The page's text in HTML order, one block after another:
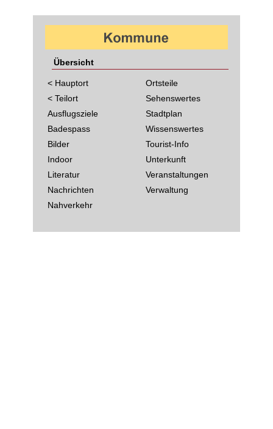
Übersicht
< Hauptort
< Teilort
Ausflugsziele
Badespass
Bilder
Indoor
Literatur
Nachrichten
Nahverkehr
Ortsteile
Sehenswertes
Stadtplan
Wissenswertes
Tourist-Info
Unterkunft
Veranstaltungen
Verwaltung